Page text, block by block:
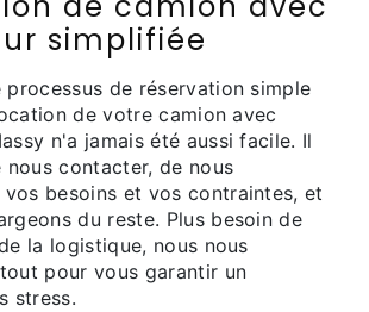
simplifiée
processus de réservation simple
de votre camion avec
n'a jamais été aussi facile. Il
contacter, de nous
vos besoins et vos contraintes, et
du reste. Plus besoin de
la logistique, nous nous
pour vous garantir un
stress.